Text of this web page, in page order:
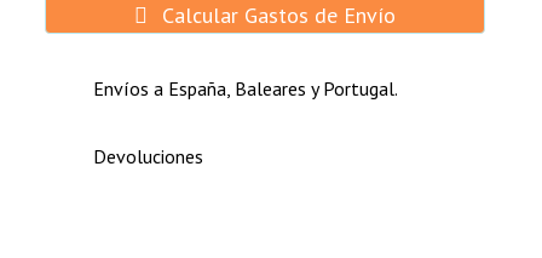
Calcular Gastos de Envío
Envíos a España, Baleares y Portugal.
Devoluciones